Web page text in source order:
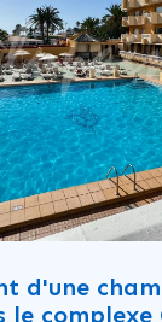
d'une
le complexe